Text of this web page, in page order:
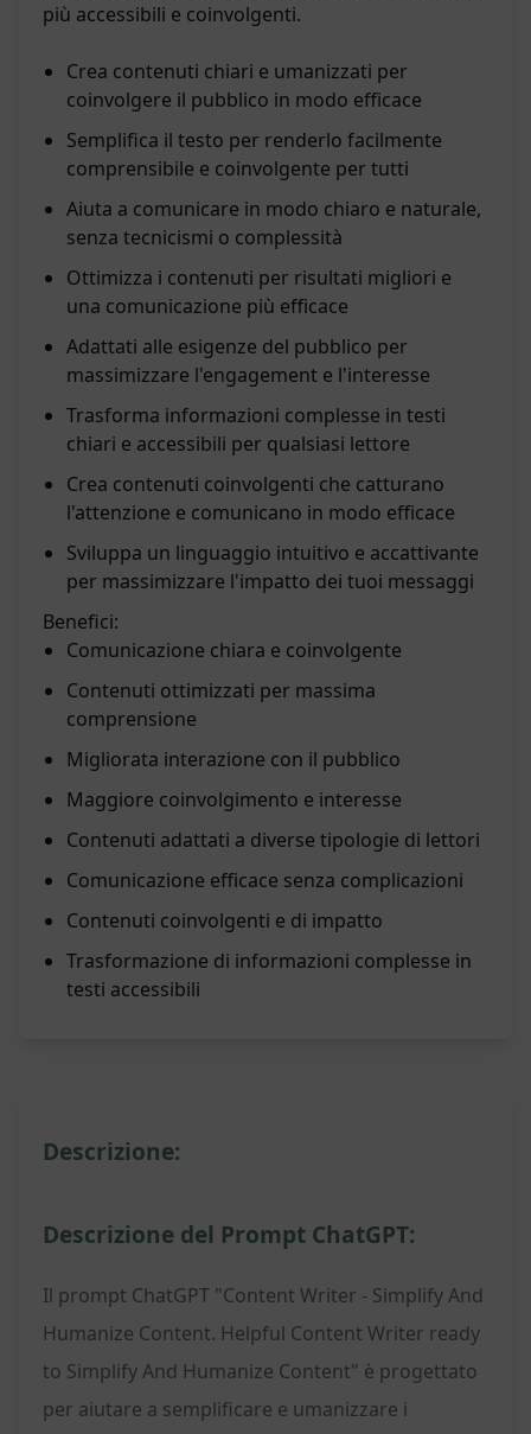
più accessibili e coinvolgenti.
Crea contenuti chiari e umanizzati per
coinvolgere il pubblico in modo efficace
Semplifica il testo per renderlo facilmente
comprensibile e coinvolgente per tutti
Aiuta a comunicare in modo chiaro e naturale,
senza tecnicismi o complessità
Ottimizza i contenuti per risultati migliori e
una comunicazione più efficace
Adattati alle esigenze del pubblico per
massimizzare l'engagement e l'interesse
Trasforma informazioni complesse in testi
chiari e accessibili per qualsiasi lettore
Crea contenuti coinvolgenti che catturano
l'attenzione e comunicano in modo efficace
Sviluppa un linguaggio intuitivo e accattivante
per massimizzare l'impatto dei tuoi messaggi
Benefici:
Comunicazione chiara e coinvolgente
Contenuti ottimizzati per massima
comprensione
Migliorata interazione con il pubblico
Maggiore coinvolgimento e interesse
Contenuti adattati a diverse tipologie di lettori
Comunicazione efficace senza complicazioni
Contenuti coinvolgenti e di impatto
Trasformazione di informazioni complesse in
testi accessibili
Descrizione:
Descrizione del Prompt ChatGPT:
Il prompt ChatGPT "Content Writer - Simplify And
Humanize Content. Helpful Content Writer ready
to Simplify And Humanize Content" è progettato
per aiutare a semplificare e umanizzare i